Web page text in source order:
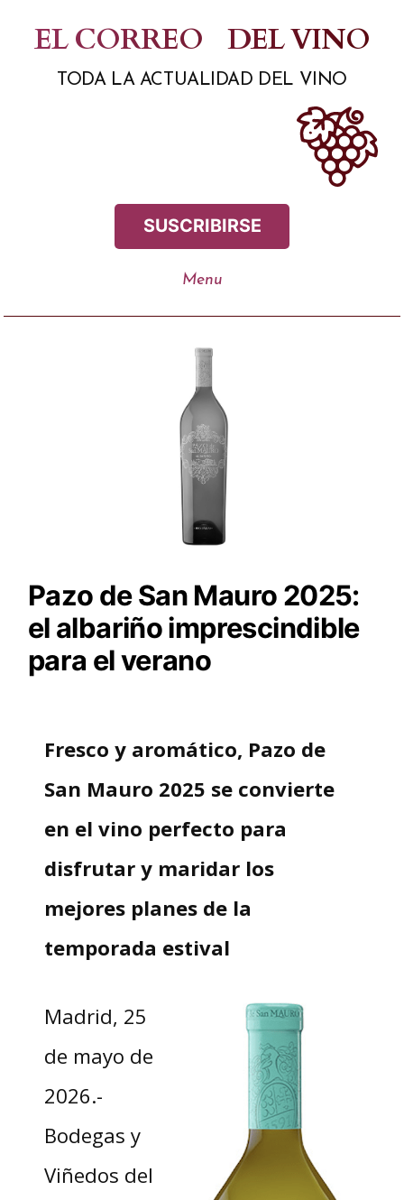
contenido
EL CORREO DEL VINO
TODA LA ACTUALIDAD DEL VINO
SUSCRIBIRSE
Pazo de San Mauro 2025:
el albariño imprescindible
para el verano
Fresco y aromático, Pazo de
San Mauro 2025 se convierte
en el vino perfecto para
disfrutar y maridar los
mejores planes de la
temporada estival
Madrid, 25
de mayo de
2026.-
Bodegas y
Viñedos del